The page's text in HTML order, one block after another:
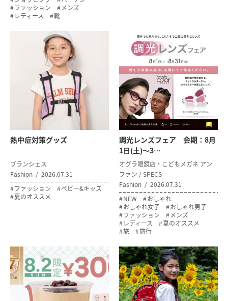
ファッション
メンズ
レディース
靴
熱中症対策グッズ
ブランシェス
Fashion
2026.07.31
ファッション
ベビー&キッズ
夏のオススメ
調光レンズフェア 会期：8月
1日(土)～3…
オグラ眼鏡店・こどもメガネ アン
ファン / SPECS
Fashion
2026.07.31
NEW
おしゃれ
おしゃれ女子
おしゃれ男子
ファッション
メンズ
レディース
夏のオススメ
旅
旅行